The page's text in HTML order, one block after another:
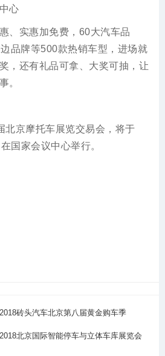
心
、实惠加免费，60大汽车品
品牌等500款热销车型，进场就
，还有礼品可拿、大奖可抽，让
。
北京摩托车展览交易会，将于
国家会议中心举行。
砖头汽车北京第八届黄金购车季
北京国际智能停车与立体车库展览会